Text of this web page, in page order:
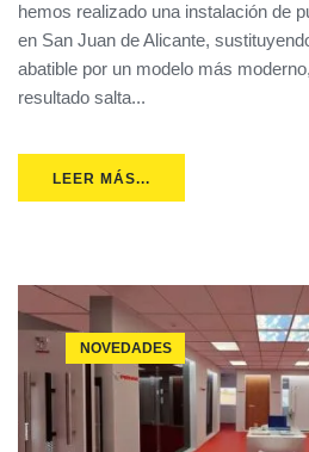
hemos realizado una instalación de
en San Juan de Alicante,
abatible por un modelo más
resultado salta...
LEER MÁS...
NOVEDADES